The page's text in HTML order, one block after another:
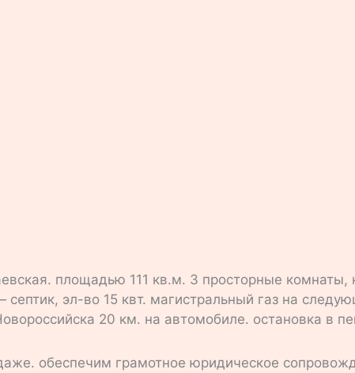
площадью 111 кв.м. 3 просторные
септик, эл-во 15 квт. магистральный газ на
20 км. на автомобиле. остановка в
обеспечим грамотное юридическое